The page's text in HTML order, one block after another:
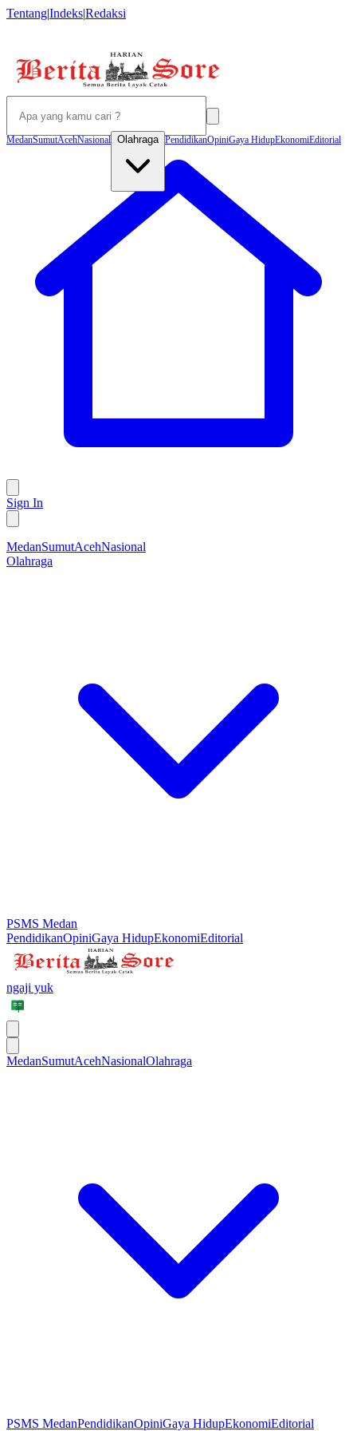
Tentang|Indeks|Redaksi
MedanSumutAcehNasional Olahraga PendidikanOpiniGaya HidupEkonomiEditorial
Sign In
MedanSumutAcehNasional
Olahraga
PSMS Medan
PendidikanOpiniGaya HidupEkonomiEditorial
ngaji yuk
MedanSumutAcehNasionalOlahraga
PSMS MedanPendidikanOpiniGaya HidupEkonomiEditorial